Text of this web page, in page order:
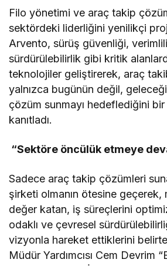
Filo yönetimi ve araç takip
sektördeki liderliğini yenilikçi
Arvento, sürüş güvenliği,
sürdürülebilirlik gibi kritik
teknolojiler geliştirerek, araç
yalnızca bugünün değil,
çözüm sunmayı hedeflediğini
kanıtladı.
“Sektöre öncülük etmeye
Sadece araç takip çözümleri
şirketi olmanın ötesine geçerek,
değer katan, iş süreçlerini
odaklı ve çevresel
vizyonla hareket ettiklerini
Müdür Yardımcısı Cem Devrim